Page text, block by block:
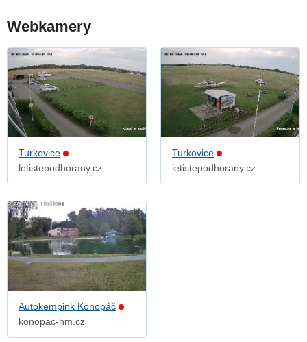
Webkamery
Turkovice
letistepodhorany.cz
Turkovice
letistepodhorany.cz
Autokempink Konopáč
konopac-hm.cz